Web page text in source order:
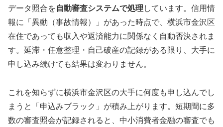
データ照合を自動審査システムで処理 しています。信用情
報に「異動（事故情報）」があった時点で、横浜市金沢区
在住であっても収入や返済能力に関係なく自動否決されま
す。延滞・任意整理・自己破産の記録がある限り、大手に
申し込み続けても結果は変わりません。
これを知らずに横浜市金沢区の大手に何度も申し込んでし
まうと「申込みブラック」が積み上がります。短期間に多
数の審査照会が記録されると、中小消費者金融の審査でも